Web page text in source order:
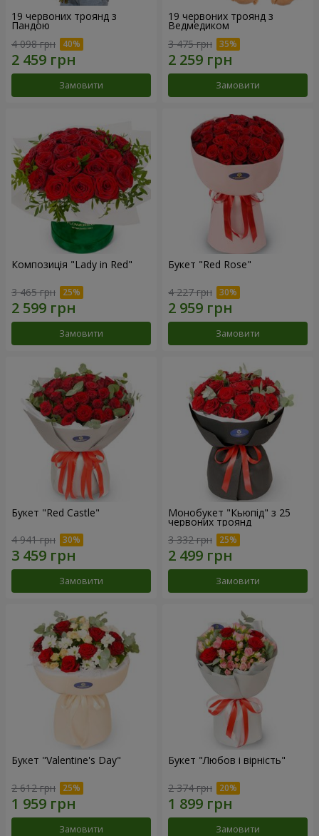
19 червоних троянд з
Пандою
4 098 грн
Замовити
19 червоних троянд з
Ведмедиком
3 475 грн
Замовити
Композиція "Lady in Red"
3 465 грн
Замовити
Букет "Red Rose"
4 227 грн
Замовити
Букет "Red Castle"
4 941 грн
Замовити
Монобукет "Кьюпід" з 25
червоних троянд
3 332 грн
Замовити
Букет "Valentine's Day"
2 612 грн
Замовити
Букет "Любов і вірність"
2 374 грн
Замовити